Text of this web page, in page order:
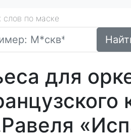
слов по маске
для